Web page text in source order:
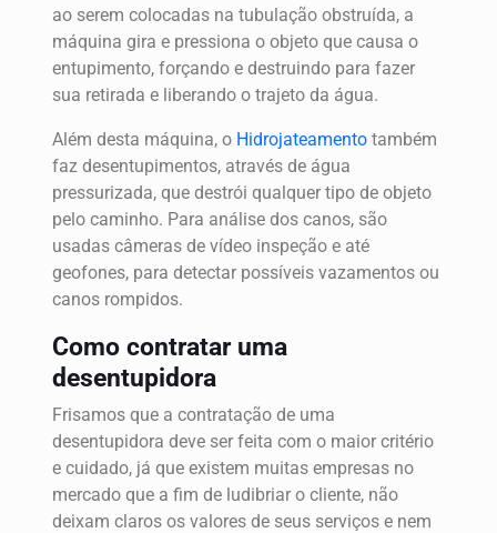
ao serem colocadas na tubulação obstruída, a
máquina gira e pressiona o objeto que causa o
entupimento, forçando e destruindo para fazer
sua retirada e liberando o trajeto da água.
Além desta máquina, o Hidrojateamentotambém
faz desentupimentos, através de água
pressurizada, que destrói qualquer tipo de objeto
pelo caminho. Para análise dos canos, são
usadas câmeras de vídeo inspeção e até
geofones, para detectar possíveis vazamentos ou
canos rompidos.
Como contratar uma
desentupidora
Frisamos que a contratação de uma
desentupidora deve ser feita com o maior critério
e cuidado, já que existem muitas empresas no
mercado que a fim de ludibriar o cliente, não
deixam claros os valores de seus serviços e nem